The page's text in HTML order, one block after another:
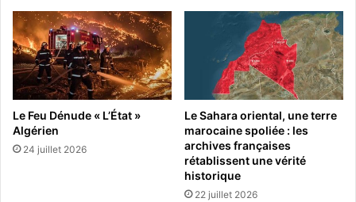
Le Feu Dénude « L’État »
Algérien
24 juillet 2026
Le Sahara oriental, une terre
marocaine spoliée : les
archives françaises
rétablissent une vérité
historique
22 juillet 2026